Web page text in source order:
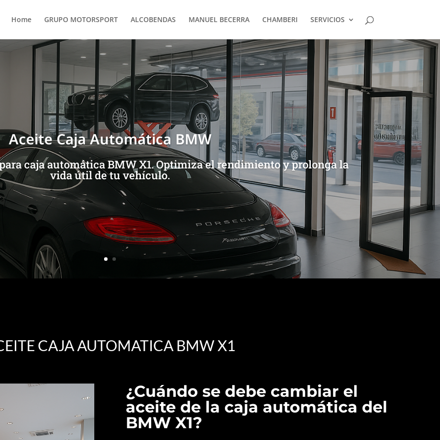
Home GRUPO MOTORSPORT ALCOBENDAS MANUEL BECERRA CHAMBERI SERVICIOS
Aceite Caja Automática BMW
caja automática BMW X1. Optimiza el rendimiento y prolonga la
vida útil de tu vehículo.
CAJA AUTOMATICA BMW X1
¿Cuándo se debe cambiar el
aceite de la caja automática del
BMW X1?